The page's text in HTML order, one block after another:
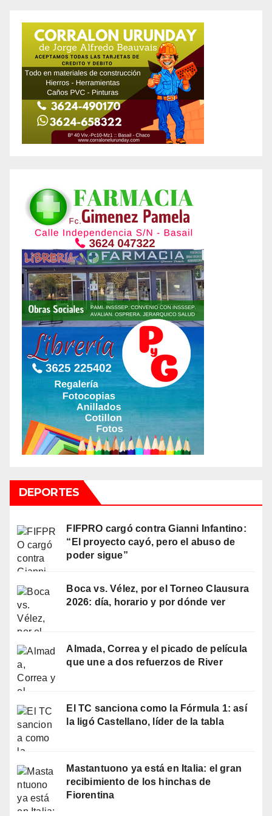
DEPORTES
FIFPRO cargó contra Gianni Infantino:
“El proyecto cayó, pero el abuso de
poder sigue”
Boca vs. Vélez, por el Torneo Clausura
2026: día, horario y por dónde ver
Almada, Correa y el picado de película
que une a dos refuerzos de River
El TC sanciona como la Fórmula 1: así
la ligó Castellano, líder de la tabla
Mastantuono ya está en Italia: el gran
recibimiento de los hinchas de
Fiorentina